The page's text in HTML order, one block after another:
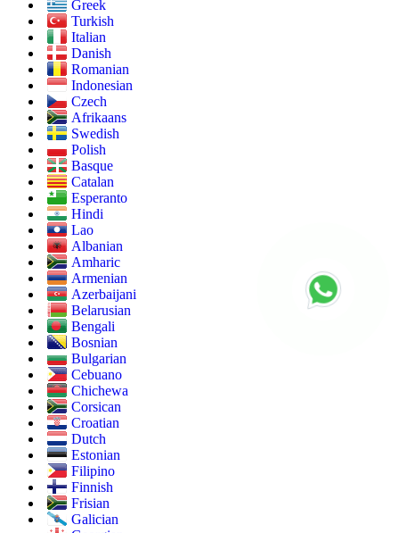
Greek
Turkish
Italian
Danish
Romanian
Indonesian
Czech
Afrikaans
Swedish
Polish
Basque
Catalan
Esperanto
Hindi
Lao
Albanian
Amharic
Armenian
Azerbaijani
Belarusian
Bengali
Bosnian
Bulgarian
Cebuano
Chichewa
Corsican
Croatian
Dutch
Estonian
Filipino
Finnish
Frisian
Galician